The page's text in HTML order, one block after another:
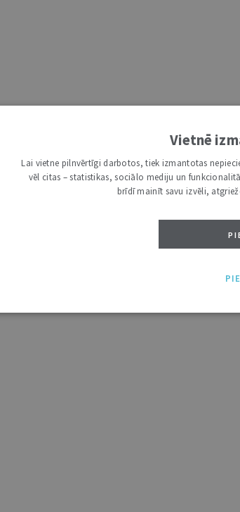
Vietnē
Lai vietne pilnvērtīgi darbotos, tiek izmantotas
vēl citas – statistikas, sociālo mediju un
brīdī mainīt savu izvēli,